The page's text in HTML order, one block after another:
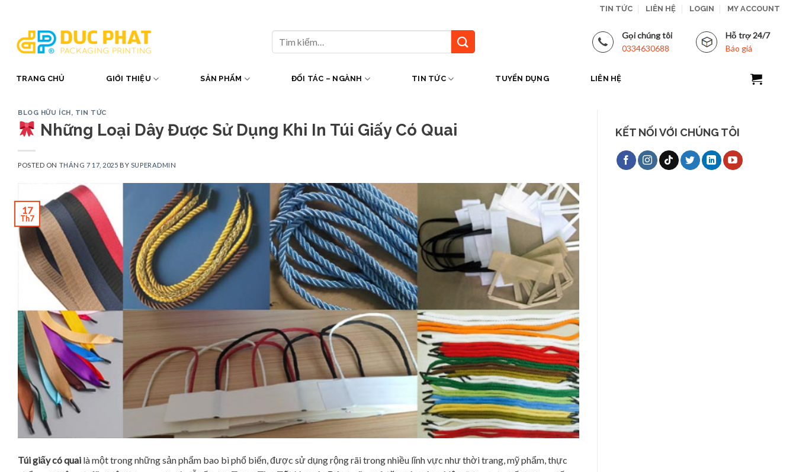
content
TIN TỨC LIÊN HỆ LOGIN MY ACCOUNT
kiếm:
Gọi chúng tôi
0334630688
Hỗ trợ 24/7
Báo giá
TRANG CHỦ GIỚI THIỆU SẢN PHẨM ĐỐI TÁC – NGÀNH TIN TỨC TUYỂN DỤNG LIÊN HỆ
BLOG HỮU ÍCH, TIN TỨC
Những Loại Dây Được Sử Dụng Khi In Túi Giấy Có Quai
POSTED ON THÁNG 7 17, 2025 BY SUPERADMIN
17
Th7
Túi giấy có quai là một trong những sản phẩm bao bì phổ biến, được sử dụng rộng rãi trong nhiều lĩnh vực như thời trang, mỹ phẩm, thực
KẾT NỐI VỚI CHÚNG TÔI